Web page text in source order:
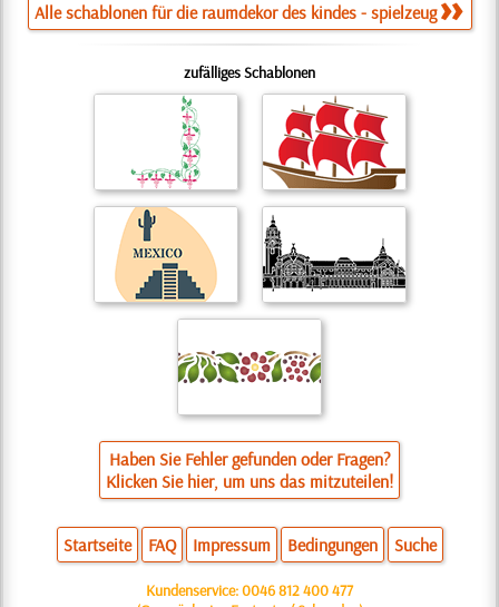
Alle schablonen für die raumdekor des kindes - spielzeug
zufälliges Schablonen
Haben Sie Fehler gefunden oder Fragen?
Klicken Sie hier, um uns das mitzuteilen!
Startseite FAQ Impressum Bedingungen Suche
Kundenservice:0046 812 400 477